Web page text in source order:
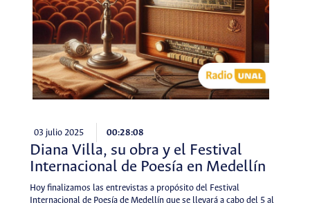
03 julio 2025 00:28:08
Diana Villa, su obra y el Festival
Internacional de Poesía en Medellín
Hoy finalizamos las entrevistas a propósito del Festival
Internacional de Poesía de Medellín que se llevará a cabo del 5 al